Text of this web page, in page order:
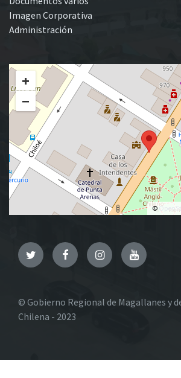
Imagen Corporativa
Administración
+
−
©
TwitterFacebookInstagramYouTube
© Gobierno Regional de Magallanes y
Chilena - 2023